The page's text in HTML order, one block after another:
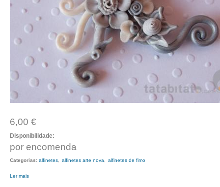
6,00 €
Disponibilidade:
por encomenda
Categorias: alfinetes alfinetes arte nova alfinetes de fimo
Ler mais